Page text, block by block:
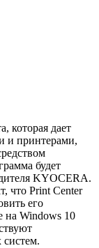
которая дает
и принтерами,
будет
KYOCERA.
что Print Center
его
на Windows 10